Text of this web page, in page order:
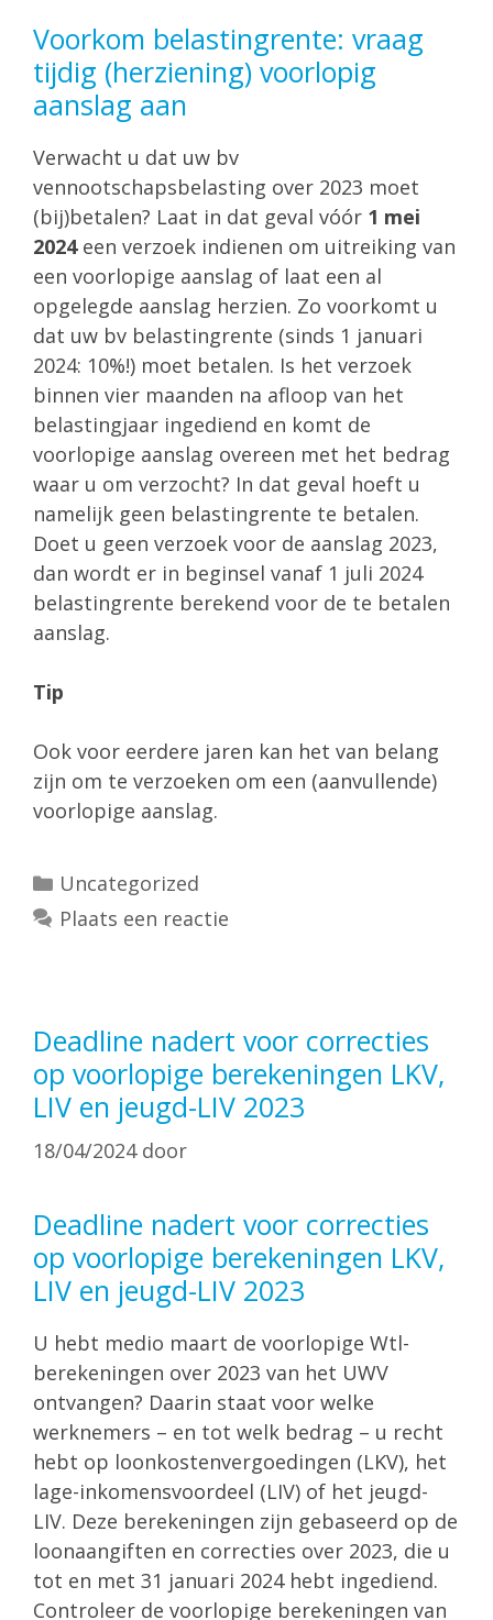
Voorkom belastingrente: vraag
tijdig (herziening) voorlopig
aanslag aan
Verwacht u dat uw bv
vennootschapsbelasting over 2023 moet
(bij)betalen? Laat in dat geval vóór 1 mei
2024een verzoek indienen om uitreiking van
een voorlopige aanslag of laat een al
opgelegde aanslag herzien. Zo voorkomt u
dat uw bv belastingrente (sinds 1 januari
2024: 10%!) moet betalen. Is het verzoek
binnen vier maanden na afloop van het
belastingjaar ingediend en komt de
voorlopige aanslag overeen met het bedrag
waar u om verzocht? In dat geval hoeft u
namelijk geen belastingrente te betalen.
Doet u geen verzoek voor de aanslag 2023,
dan wordt er in beginsel vanaf 1 juli 2024
belastingrente berekend voor de te betalen
aanslag.
Tip
Ook voor eerdere jaren kan het van belang
zijn om te verzoeken om een (aanvullende)
voorlopige aanslag.
Categorieën
Uncategorized
Plaats een reactie
Deadline nadert voor correcties
op voorlopige berekeningen LKV,
LIV en jeugd-LIV 2023
18/04/2024 door
Deadline nadert voor correcties
op voorlopige berekeningen LKV,
LIV en jeugd-LIV 2023
U hebt medio maart de voorlopige Wtl-
berekeningen over 2023 van het UWV
ontvangen? Daarin staat voor welke
werknemers – en tot welk bedrag – u recht
hebt op loonkostenvergoedingen (LKV), het
lage-inkomensvoordeel (LIV) of het jeugd-
LIV. Deze berekeningen zijn gebaseerd op de
loonaangiften en correcties over 2023, die u
tot en met 31 januari 2024 hebt ingediend.
Controleer de voorlopige berekeningen van